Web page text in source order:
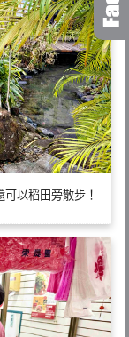
以稻田旁散步！